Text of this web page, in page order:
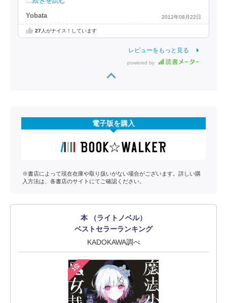
Yobata 2012年08月22日
27人がナイス！しています
レビューをもっと見る
powered by
電子版を購入
※書店によって現在在庫や取り扱いがない場合がございます。詳しい購
入方法は、各書店のサイトにてご確認ください。
本 （ライトノベル）
ベストセラーランキング
KADOKAWA調べ
1位